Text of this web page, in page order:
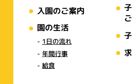
入園のご案内
園の生活
1日の流れ
年間行事
給食